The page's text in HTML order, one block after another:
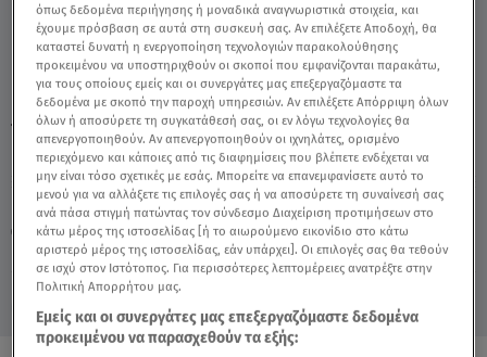
Πέμπτη 6 Αυγούστου 2026
03.01.22, 16:25
VIRAL
Πηγή: ruptlty
TAGS: KO PHI PHI LE ΝΗΣΙ
όπως δεδομένα περιήγησης ή μοναδικά αναγνωριστικά στοιχεία, και
έχουμε πρόσβαση σε αυτά στη συσκευή σας. Αν επιλέξετε Αποδοχή, θα
καταστεί δυνατή η ενεργοποίηση τεχνολογιών παρακολούθησης
προκειμένου να υποστηριχθούν οι σκοποί που εμφανίζονται παρακάτω,
για τους οποίους εμείς και οι συνεργάτες μας επεξεργαζόμαστε τα
δεδομένα με σκοπό την παροχή υπηρεσιών. Αν επιλέξετε Απόρριψη όλων
όλων ή αποσύρετε τη συγκατάθεσή σας, οι εν λόγω τεχνολογίες θα
απενεργοποιηθούν. Αν απενεργοποιηθούν οι ιχνηλάτες, ορισμένο
περιεχόμενο και κάποιες από τις διαφημίσεις που βλέπετε ενδέχεται να
μην είναι τόσο σχετικές με εσάς. Μπορείτε να επανεμφανίσετε αυτό το
μενού για να αλλάξετε τις επιλογές σας ή να αποσύρετε τη συναίνεσή σας
ανά πάσα στιγμή πατώντας τον σύνδεσμο Διαχείριση προτιμήσεων στο
κάτω μέρος της ιστοσελίδας [ή το αιωρούμενο εικονίδιο στο κάτω
αριστερό μέρος της ιστοσελίδας, εάν υπάρχει]. Οι επιλογές σας θα τεθούν
σε ισχύ στον Ιστότοπος. Για περισσότερες λεπτομέρειες ανατρέξτε στην
Πολιτική Απορρήτου μας.
Εμείς και οι συνεργάτες μας επεξεργαζόμαστε δεδομένα
προκειμένου να παρασχεθούν τα εξής: